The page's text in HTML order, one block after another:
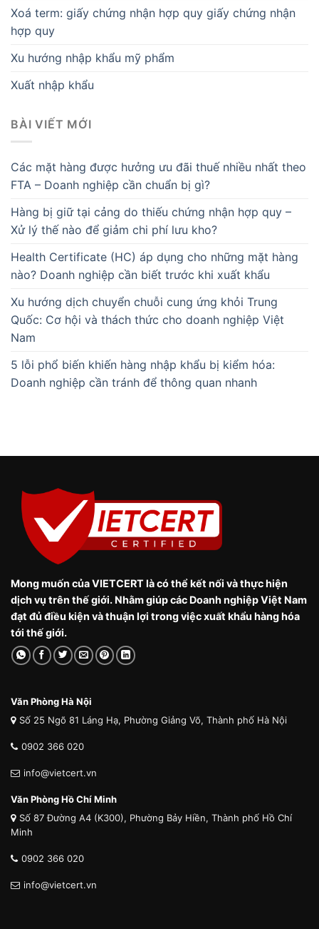
Xoá term: giấy chứng nhận hợp quy giấy chứng nhận
hợp quy
Xu hướng nhập khẩu mỹ phẩm
Xuất nhập khẩu
BÀI VIẾT MỚI
Các mặt hàng được hưởng ưu đãi thuế nhiều nhất theo
FTA – Doanh nghiệp cần chuẩn bị gì?
Hàng bị giữ tại cảng do thiếu chứng nhận hợp quy –
Xử lý thế nào để giảm chi phí lưu kho?
Health Certificate (HC) áp dụng cho những mặt hàng
nào? Doanh nghiệp cần biết trước khi xuất khẩu
Xu hướng dịch chuyển chuỗi cung ứng khỏi Trung
Quốc: Cơ hội và thách thức cho doanh nghiệp Việt
Nam
5 lỗi phổ biến khiến hàng nhập khẩu bị kiểm hóa:
Doanh nghiệp cần tránh để thông quan nhanh
Mong muốn của VIETCERT là có thể kết nối và thực hiện
dịch vụ trên thế giới. Nhằm giúp các Doanh nghiệp Việt Nam
đạt đủ điều kiện và thuận lợi trong việc xuất khẩu hàng hóa
tới thế giới.
Văn Phòng Hà Nội
Số 25 Ngõ 81 Láng Hạ, Phường Giảng Võ, Thành phố Hà Nội
0902 366 020
info@vietcert.vn
Văn Phòng Hồ Chí Minh
Số 87 Đường A4 (K300), Phường Bảy Hiền, Thành phố Hồ Chí
Minh
0902 366 020
info@vietcert.vn